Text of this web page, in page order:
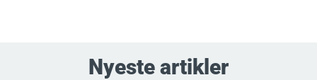
Nyeste artikler